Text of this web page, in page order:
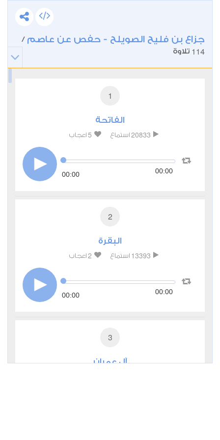
جزاع بن فليح الصويلح - حفص عن عاصم /
114 تلاوة
1
الفاتحة
20833 استماع 5 اعجاب
00:00 00:00
2
البقرة
13393 استماع 2 اعجاب
00:00 00:00
3
آل عمران